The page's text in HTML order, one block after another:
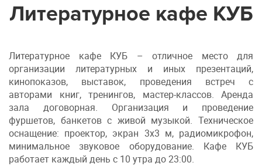
Литературное кафе КУБ
Литературное кафе КУБ – отличное место для
организации литературных и иных презентаций,
кинопоказов, выставок, проведения встреч с
авторами книг, тренингов, мастер-классов. Аренда
зала договорная. Организация и проведение
фуршетов, банкетов с живой музыкой. Техническое
оснащение: проектор, экран 3х3 м, радиомикрофон,
минимальное звуковое оборудование. Кафе КУБ
работает каждый день с 10 утра до 23:00.